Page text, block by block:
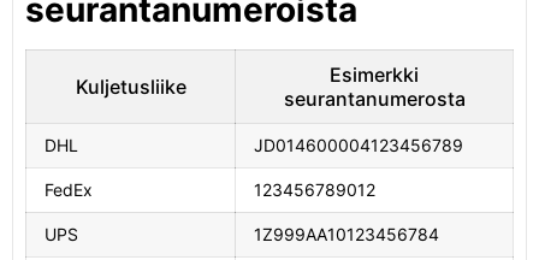
seurantanumeroista
Kuljetusliike
Esimerkki
seurantanumerosta
DHL JD014600004123456789
FedEx 123456789012
UPS 1Z999AA10123456784